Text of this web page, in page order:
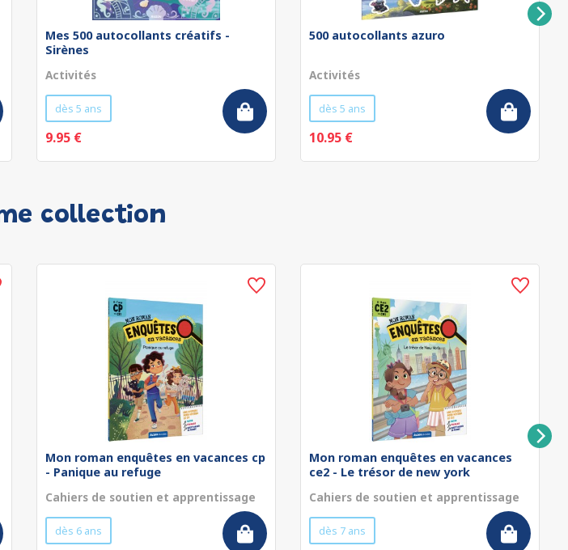
Mes 500 autocollants créatifs -
Sirènes
Activités
dès 5 ans
9.95 €
500 autocollants azuro
Activités
dès 5 ans
10.95 €
collection
Mon roman enquêtes en vacances cp
- Panique au refuge
Cahiers de soutien et apprentissage
dès 6 ans
Mon roman enquêtes en vacances
ce2 - Le trésor de new york
Cahiers de soutien et apprentissage
dès 7 ans